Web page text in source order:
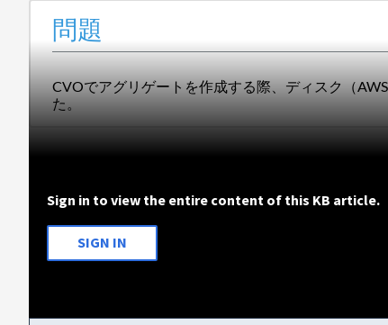
問題
CVOでアグリゲートを作成する際、ディスク（
た。
Sign in to view the entire content of this KB article.
SIGN IN